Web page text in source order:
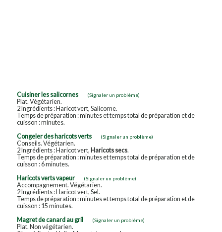
Cuisiner les salicornes (Signaler un problème)
Plat. Végétarien.
2 Ingrédients : Haricot vert, Salicorne.
Temps de préparation : minutes et temps total de préparation et de
cuisson : minutes.
Congeler des haricots verts
(Signaler un problème)
Conseils. Végétarien.
2 Ingrédients : Haricot vert, Haricots secs.
Temps de préparation : minutes et temps total de préparation et de
cuisson : 6 minutes.
Haricots verts vapeur
(Signaler un problème)
Accompagnement. Végétarien.
2 Ingrédients : Haricot vert, Sel.
Temps de préparation : minutes et temps total de préparation et de
cuisson : 15 minutes.
Magret de canard au gril
(Signaler un problème)
Plat. Non végétarien.